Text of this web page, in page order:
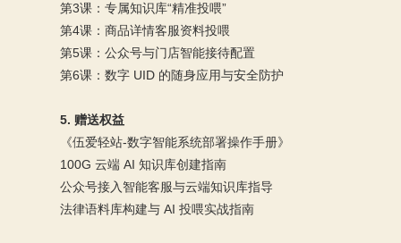
第3课：专属知识库“精准投喂”
第4课：商品详情客服资料投喂
第5课：公众号与门店智能接待配置
第6课：数字 UID 的随身应用与安全防护
5. 赠送权益
《伍爱轻站-数字智能系统部署操作手册》
100G 云端 AI 知识库创建指南
公众号接入智能客服与云端知识库指导
法律语料库构建与 AI 投喂实战指南